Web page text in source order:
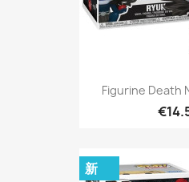
Figurine Death
新